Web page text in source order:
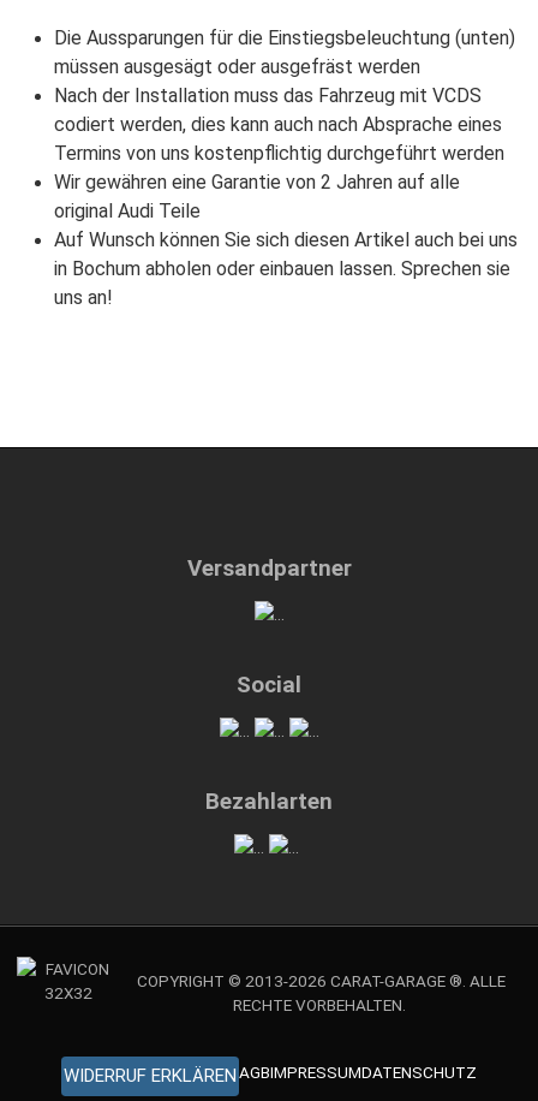
Die Aussparungen für die Einstiegsbeleuchtung (unten)
müssen ausgesägt oder ausgefräst werden
Nach der Installation muss das Fahrzeug mit VCDS
codiert werden, dies kann auch nach Absprache eines
Termins von uns kostenpflichtig durchgeführt werden
Wir gewähren eine Garantie von 2 Jahren auf alle
original Audi Teile
Auf Wunsch können Sie sich diesen Artikel auch bei uns
in Bochum abholen oder einbauen lassen. Sprechen sie
uns an!
Versandpartner
Social
Bezahlarten
COPYRIGHT © 2013-2026 CARAT-GARAGE ®. ALLE
RECHTE VORBEHALTEN.
WIDERRUF ERKLÄREN AGBIMPRESSUMDATENSCHUTZ